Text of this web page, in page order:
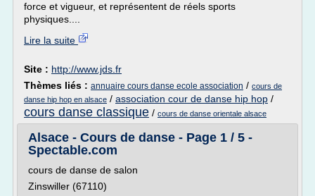
force et vigueur, et représentent de réels sports
physiques....
Lire la suite
Site : http://www.jds.fr
Thèmes liés : annuaire cours danse ecole association / cours de
danse hip hop en alsace / association cour de danse hip hop /
cours danse classique / cours de danse orientale alsace
Alsace - Cours de danse - Page 1 / 5 -
Spectable.com
cours de danse de salon
Zinswiller (67110)